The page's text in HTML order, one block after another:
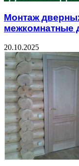
Монтаж
межкомнатные
20.10.2025